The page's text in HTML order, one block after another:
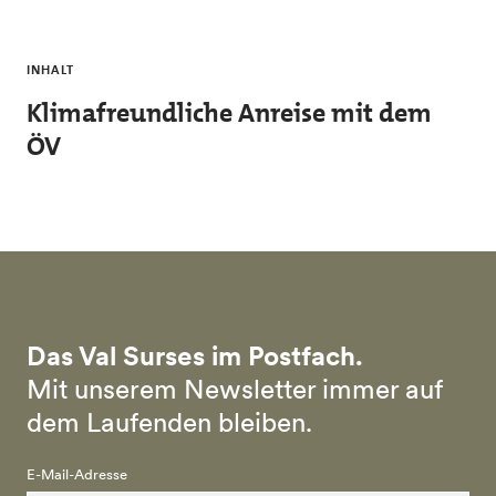
INHALT
Klimafreundliche Anreise mit dem
ÖV
Das Val Surses im Postfach.
Mit unserem Newsletter immer auf
dem Laufenden bleiben.
E-Mail-Adresse